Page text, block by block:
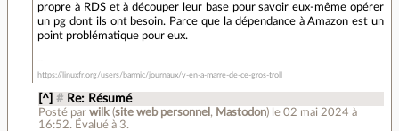
propre à RDS et à découper leur base pour savoir eux-même opérer
un pg dont ils ont besoin. Parce que la dépendance à Amazon est un
point problématique pour eux.
https://linuxfr.org/users/barmic/journaux/y-en-a-marre-de-ce-gros-troll
[^] # Re: Résumé
Posté par wilk(site web personnel , Mastodon) le 02 mai 2024 à
16:52. Évalué à 3.